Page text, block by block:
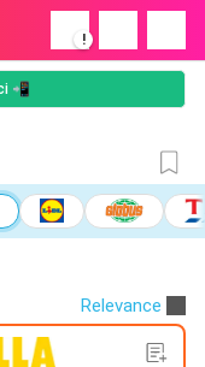
!
📲
Relevance